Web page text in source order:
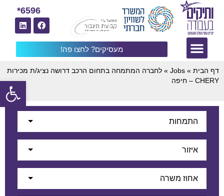
מעסיקים? לחצו פה!
6596*
דף הבית »
Jobs
» לחברה המתמחה בתחום הרכב דרושה נציג/ת מכירות
CHERY – חיפה
התמחות
איזור
אחוז משרה